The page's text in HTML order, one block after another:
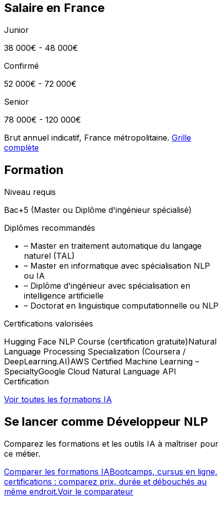
Salaire en France
Junior
38 000€ - 48 000€
Confirmé
52 000€ - 72 000€
Senior
78 000€ - 120 000€
Brut annuel indicatif, France métropolitaine. Grille
complète
Formation
Niveau requis
Bac+5 (Master ou Diplôme d'ingénieur spécialisé)
Diplômes recommandés
– Master en traitement automatique du langage
naturel (TAL)
– Master en informatique avec spécialisation NLP
ou IA
– Diplôme d'ingénieur avec spécialisation en
intelligence artificielle
– Doctorat en linguistique computationnelle ou NLP
Certifications valorisées
Hugging Face NLP Course (certification gratuite)Natural
Language Processing Specialization (Coursera /
DeepLearning.AI)AWS Certified Machine Learning –
SpecialtyGoogle Cloud Natural Language API
Certification
Voir toutes les formations IA
Se lancer comme Développeur NLP
Comparez les formations et les outils IA à maîtriser pour
ce métier.
Comparer les formations IABootcamps, cursus en ligne,
certifications : comparez prix, durée et débouchés au
même endroit.Voir le comparateur